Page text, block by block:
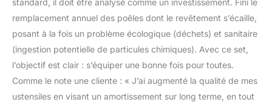
remplacement annuel des poêles dont le revêtement s’écaille,
posant à la fois un problème écologique (déchets) et sanitaire
(ingestion potentielle de particules chimiques). Avec ce set,
l’objectif est clair : s’équiper une bonne fois pour toutes.
Comme le note une cliente : « J’ai augmenté la qualité de mes
ustensiles en visant un amortissement sur long terme, en tout